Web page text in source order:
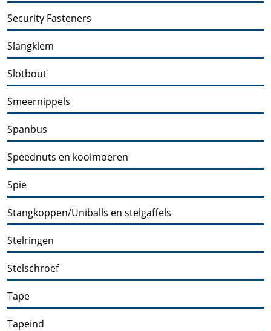
Security Fasteners
Slangklem
Slotbout
Smeernippels
Spanbus
Speednuts en kooimoeren
Spie
Stangkoppen/Uniballs en stelgaffels
Stelringen
Stelschroef
Tape
Tapeind